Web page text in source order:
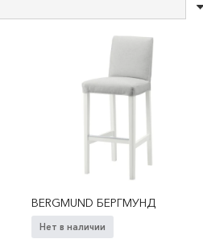
BERGMUND БЕРГМУНД
Нет в наличии